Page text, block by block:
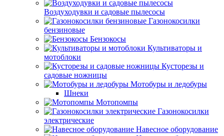
Воздуходувки и садовые пылесосы
Газонокосилки
бензиновые
Бензокосы
Культиваторы и
мотоблоки
Кусторезы и
садовые ножницы
Мотобуры и ледобуры
Шнеки
Мотопомпы
Газонокосилки
электрические
Навесное оборудование